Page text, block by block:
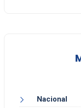
Nacional